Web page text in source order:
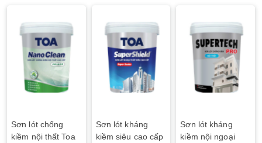
Sơn lót chống
kiềm nội thất Toa
Sơn lót kháng
kiềm siêu cao cấp
Sơn lót kháng
kiềm nội ngoại